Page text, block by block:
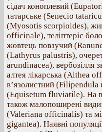
сідач коноплевий
татарське (Senecio
(Myosotis scorpioides),
officinale), теліптеріс
жовтець повзучий
(Lathyrus palustris),
arundinacea), вербозілля
алтея лікарська (Althea
в’язолистний
(Equisetum fluviatile). На
також малопоширені види:
(Valeriana officinalis) та
gigantea). Наявні